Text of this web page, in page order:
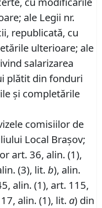
ale Legii nr.
republicată, cu
ulterioare; ale
salarizarea
plătit din fonduri
şi completările
comisiilor de
Local Braşov;
art. 36, alin. (1),
(3), lit. b), alin.
alin. (1), art. 115,
alin. (1), lit. a) din